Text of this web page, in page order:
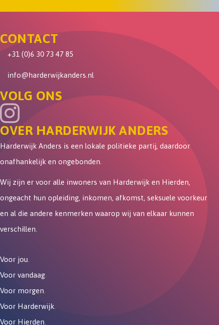
CONTACT
+31 (0)6 30 73 47 85
info@harderwijkanders.nl
VOLG ONS
OVER HARDERWIJK ANDERS
Harderwijk Anders is een lokale politieke partij, daardoor
onafhankelijk en ongebonden.
Wij zijn er voor alle inwoners van Harderwijk en Hierden,
ongeacht hun opleiding, inkomen, afkomst, seksuele voorkeur
en al die andere kenmerken waarop wij van elkaar kunnen
verschillen.
Voor jou.
Voor vandaag.
Voor morgen.
Voor Harderwijk.
Voor Hierden.